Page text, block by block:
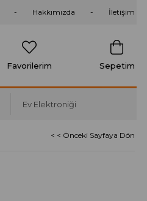
Hakkımızda İletişim
Sepetim
Favorilerim
Ev Elektroniği
< < Önceki Sayfaya Dön